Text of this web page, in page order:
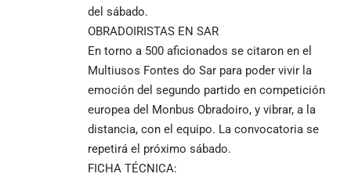
del sábado.
OBRADOIRISTAS EN SAR
En torno a 500 aficionados se citaron en el
Multiusos Fontes do Sar para poder vivir la
emoción del segundo partido en competición
europea del Monbus Obradoiro, y vibrar, a la
distancia, con el equipo. La convocatoria se
repetirá el próximo sábado.
FICHA TÉCNICA: